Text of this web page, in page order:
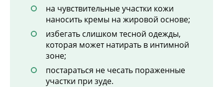
на чувствительные участки кожи
наносить кремы на жировой основе;
избегать слишком тесной одежды,
которая может натирать в интимной
зоне;
постараться не чесать пораженные
участки при зуде.